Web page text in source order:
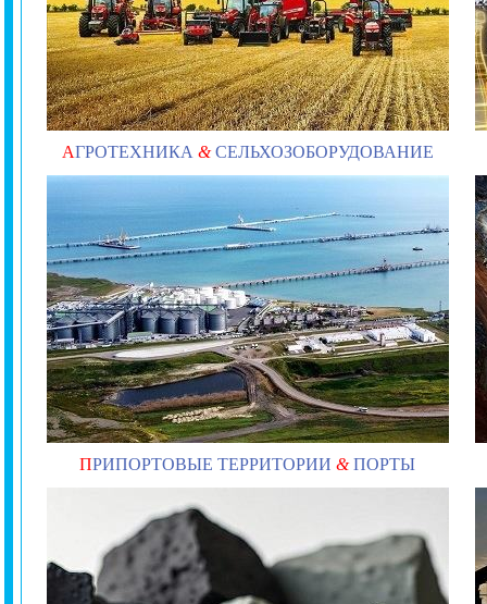
АГРОТЕХНИКА &СЕЛЬХОЗОБОРУДОВАНИЕ
ПРИПОРТОВЫЕ ТЕРРИТОРИИ &ПОРТЫ